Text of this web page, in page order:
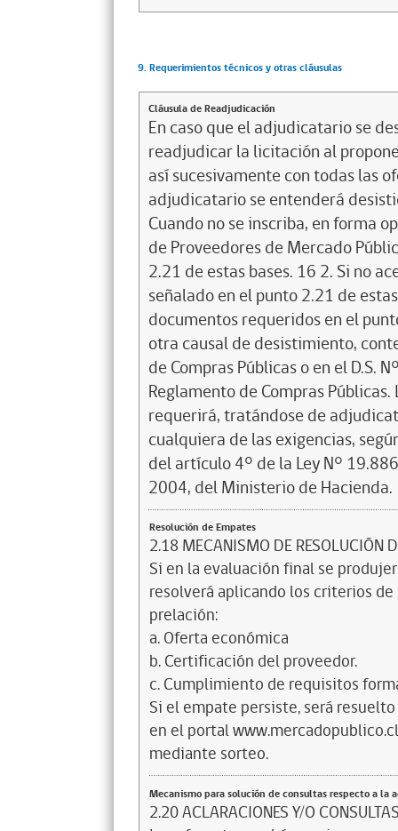
9. Requerimientos técnicos y otras cláusulas
Cláusula de Readjudicación
En caso que el adjudicatario se
readjudicar la licitación al
así sucesivamente con todas las
adjudicatario se entenderá
Cuando no se inscriba, en forma
de Proveedores de Mercado
2.21 de estas bases. 16 2. Si no
señalado en el punto 2.21 de
documentos requeridos en el
otra causal de desistimiento,
de Compras Públicas o en el D.S.
Reglamento de Compras
requerirá, tratándose de
cualquiera de las exigencias,
del artículo 4° de la Ley N°
2004, del Ministerio de Hacienda.
Resolución de Empates
2.18 MECANISMO DE RESOLUCIÓN
Si en la evaluación final se
resolverá aplicando los criterios
prelación:
a. Oferta económica
b. Certificación del proveedor.
c. Cumplimiento de requisitos
Si el empate persiste, será
en el portal
mediante sorteo.
Mecanismo para solución de consultas respecto a la
2.20 ACLARACIONES Y/O